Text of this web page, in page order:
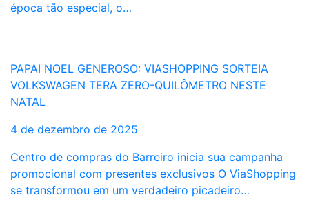
época tão especial, o…
PAPAI NOEL GENEROSO: VIASHOPPING SORTEIA
VOLKSWAGEN TERA ZERO-QUILÔMETRO NESTE
NATAL
4 de dezembro de 2025
Centro de compras do Barreiro inicia sua campanha
promocional com presentes exclusivos O ViaShopping
se transformou em um verdadeiro picadeiro…